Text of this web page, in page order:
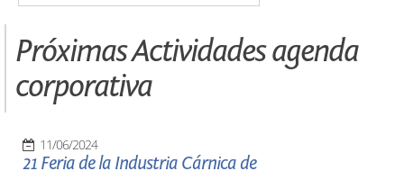
Próximas Actividades agenda
corporativa
11/06/2024
21 Feria de la Industria Cárnica de